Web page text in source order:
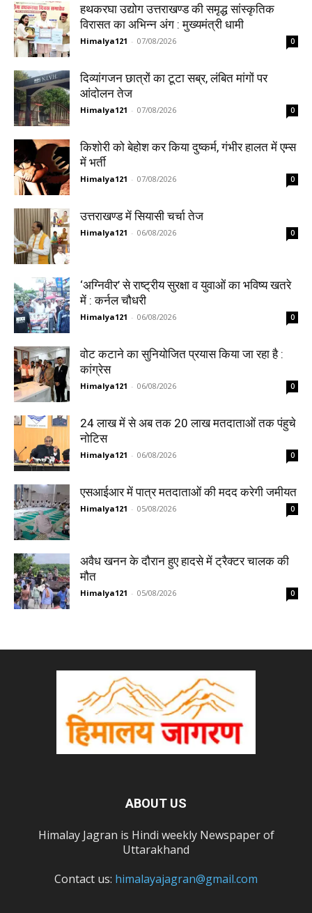
हथकरघा उद्योग उत्तराखण्ड की समृद्ध सांस्कृतिक
विरासत का अभिन्न अंग : मुख्यमंत्री धामी
Himalya121 - 07/08/2026 0
दिव्यांगजन छात्रों का टूटा सब्र, लंबित मांगों पर
आंदोलन तेज
Himalya121 - 07/08/2026 0
किशोरी को बेहोश कर किया दुष्कर्म, गंभीर हालत में एम्स
में भर्ती
Himalya121 - 07/08/2026 0
उत्तराखण्ड में सियासी चर्चा तेज
Himalya121 - 06/08/2026 0
‘अग्निवीर’ से राष्ट्रीय सुरक्षा व युवाओं का भविष्य खतरे
में : कर्नल चौधरी
Himalya121 - 06/08/2026 0
वोट कटाने का सुनियोजित प्रयास किया जा रहा है :
कांग्रेस
Himalya121 - 06/08/2026 0
24 लाख में से अब तक 20 लाख मतदाताओं तक पंहुचे
नोटिस
Himalya121 - 06/08/2026 0
एसआईआर में पात्र मतदाताओं की मदद करेगी जमीयत
Himalya121 - 05/08/2026 0
अवैध खनन के दौरान हुए हादसे में ट्रैक्टर चालक की
मौत
Himalya121 - 05/08/2026 0
ABOUT US
Himalay Jagran is Hindi weekly Newspaper of
Uttarakhand
Contact us: himalayajagran@gmail.com